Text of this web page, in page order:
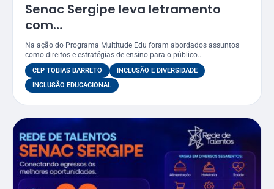
Senac Sergipe leva letramento
com
foco LGBTQIAPN+ para funcionários
do CEP Tobias Barreto
Na ação do Programa Multitude Edu foram abordados assuntos
como direitos e estratégias de ensino para o público...
CEP TOBIAS BARRETO
INCLUSÃO E DIVERSIDADE
INCLUSÃO EDUCACIONAL